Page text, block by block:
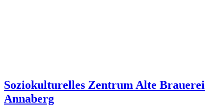
Soziokulturelles Zentrum Alte Brauerei
Annaberg